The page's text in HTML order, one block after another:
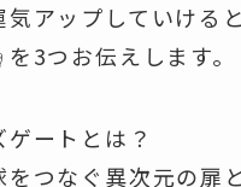
アップしていける
3つお伝えします。
ートとは？
をつなぐ異次元の扉